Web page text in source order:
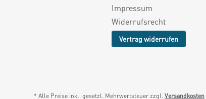
Impressum
Widerrufsrecht
Vertrag widerrufen
* Alle Preise inkl. gesetzl. Mehrwertsteuer zzgl. Versandkosten